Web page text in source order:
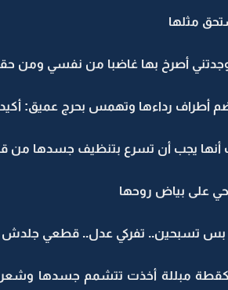
مثلها
وجدتني أصرخ بها غاضبا من نفسي ومن
أطراف رداءها وتهمس بحرج عميق:
يجب أن تسرع بتنظيف جسدها من
على بياض روحها
بس تسبحين.. تفركي عدل.. قطعي جلدش
كقطة مبللة أخذت تتشمم جسدها